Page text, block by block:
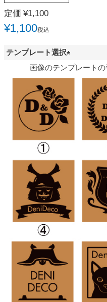
定価 ¥1,100
¥1,100税込
テンプレート選択
(
必
)
画像のテンプレートの